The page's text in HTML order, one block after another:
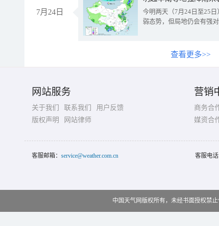
7月24日
今明两天（7月24日至25
弱态势，但局地仍会有强
查看更多>>
网站服务
关于我们 联系我们
用户反馈
版权声明
网站律师
营销
商务合
媒资合
客服邮箱： service@weather.com.cn 客服电
中国天气网版权所有，未经书面授权